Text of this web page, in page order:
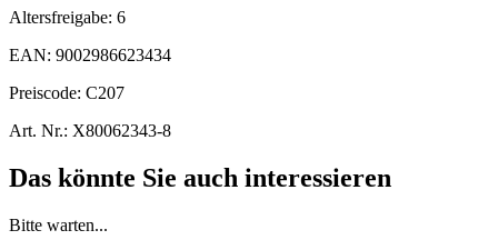
Altersfreigabe: 6
EAN: 9002986623434
Preiscode: C207
Art. Nr.: X80062343-8
Das könnte Sie auch interessieren
Bitte warten...